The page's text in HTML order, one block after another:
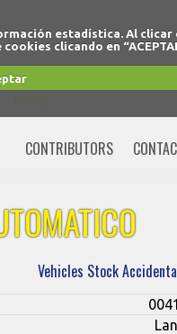
estadística. Al clicar en
clicando en
+34 91 691
CONTRIBUTORS
Vehicles Stock